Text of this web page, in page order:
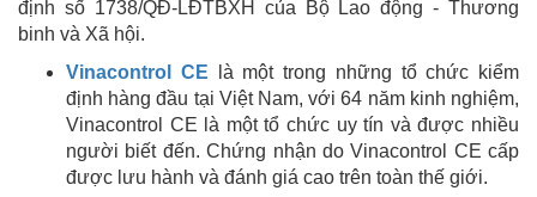
định số 1738/QĐ-LĐTBXH của Bộ Lao động - Thương
binh và Xã hội.
Vinacontrol CE
là một trong những tổ chức kiểm
định hàng đầu tại Việt Nam, với 64 năm kinh nghiệm,
Vinacontrol CE là một tổ chức uy tín và được nhiều
người biết đến. Chứng nhận do Vinacontrol CE cấp
được lưu hành và đánh giá cao trên toàn thế giới.